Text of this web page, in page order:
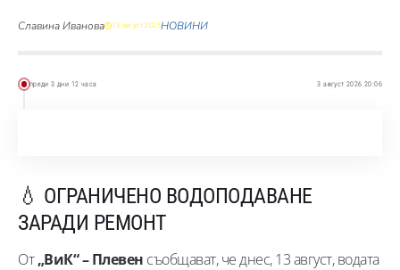
Славина Иванова 13 август 2025НОВИНИ
преди 3 дни 12 часа 3 август 2026 20:06
💧 ОГРАНИЧЕНО ВОДОПОДАВАНЕ
ЗАРАДИ РЕМОНТ
От„ВиК“ – Плевен съобщават, че днес, 13 август, водата